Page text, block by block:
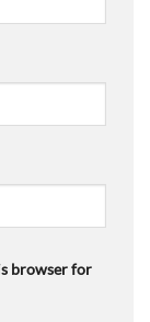
browser for